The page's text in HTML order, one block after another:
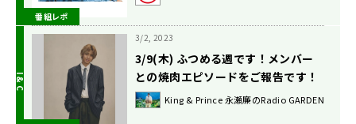
番組レポ
3/2, 2023
3/9(木) ふつめる週です！メンバー
との焼肉エピソードをご報告です！
King & Prince 永瀬廉のRadio GARDEN